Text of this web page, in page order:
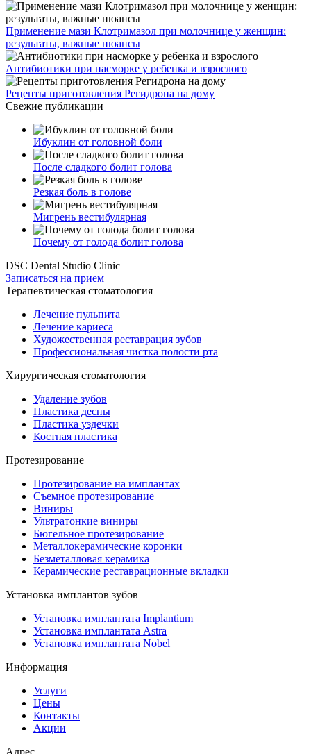
Применение мази Клотримазол при молочнице у женщин:
результаты, важные нюансы
Антибиотики при насморке у ребенка и взрослого
Рецепты приготовления Регидрона на дому
Свежие публикации
Ибуклин от головной боли
После сладкого болит голова
Резкая боль в голове
Мигрень вестибулярная
Почему от голода болит голова
DSC Dental Studio Clinic
Записаться на прием
Терапевтическая стоматология
Лечение пульпита
Лечение кариеса
Художественная реставрация зубов
Профессиональная чистка полости рта
Хирургическая стоматология
Удаление зубов
Пластика десны
Пластика уздечки
Костная пластика
Протезирование
Протезирование на имплантах
Съемное протезирование
Виниры
Ультратонкие виниры
Бюгельное протезирование
Металлокерамические коронки
Безметалловая керамика
Керамические реставрационные вкладки
Установка имплантов зубов
Установка имплантата Implantium
Установка имплантата Astra
Установка имплантата Nobel
Информация
Услуги
Цены
Контакты
Акции
Адрес